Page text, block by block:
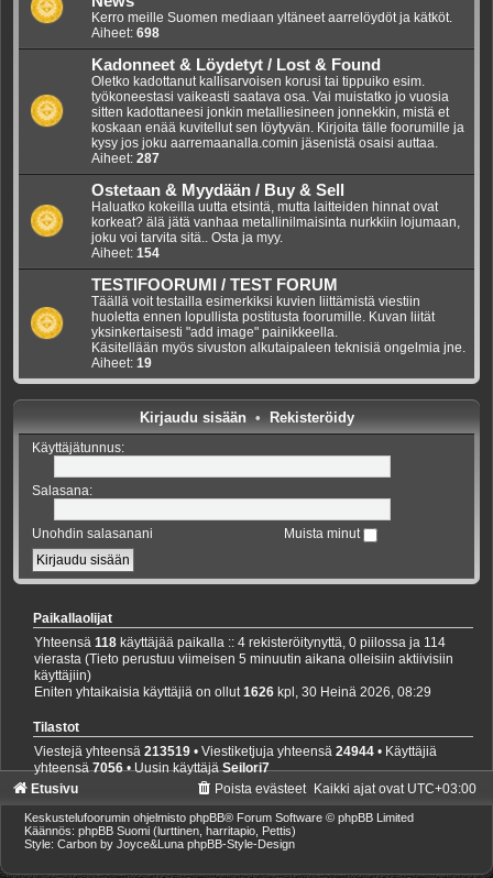
Kerro meille Suomen mediaan yltäneet aarrelöydöt ja kätköt.
Aiheet: 698
Kadonneet & Löydetyt / Lost & Found
Oletko kadottanut kallisarvoisen korusi tai tippuiko esim.
työkoneestasi vaikeasti saatava osa. Vai muistatko jo vuosia
sitten kadottaneesi jonkin metalliesineen jonnekkin, mistä et
koskaan enää kuvitellut sen löytyvän. Kirjoita tälle foorumille ja
kysy jos joku aarremaanalla.comin jäsenistä osaisi auttaa.
Aiheet: 287
Ostetaan & Myydään / Buy & Sell
Haluatko kokeilla uutta etsintä, mutta laitteiden hinnat ovat
korkeat? älä jätä vanhaa metallinilmaisinta nurkkiin lojumaan,
joku voi tarvita sitä.. Osta ja myy.
Aiheet: 154
TESTIFOORUMI / TEST FORUM
Täällä voit testailla esimerkiksi kuvien liittämistä viestiin
huoletta ennen lopullista postitusta foorumille. Kuvan liität
yksinkertaisesti "add image" painikkeella.
Käsitellään myös sivuston alkutaipaleen teknisiä ongelmia jne.
Aiheet: 19
Kirjaudu sisään• Rekisteröidy
Käyttäjätunnus:
Salasana:
Unohdin salasanani Muista minut
Paikallaolijat
Yhteensä118 käyttäjää paikalla :: 4 rekisteröitynyttä, 0 piilossa ja 114
vierasta (Tieto perustuu viimeisen 5 minuutin aikana olleisiin aktiivisiin
käyttäjiin)
Eniten yhtaikaisia käyttäjiä on ollut1626 kpl, 30 Heinä 2026, 08:29
Tilastot
Viestejä yhteensä213519 • Viestiketjuja yhteensä24944 • Käyttäjiä
yhteensä7056• Uusin käyttäjäSeilori7
Etusivu
Kaikki ajat ovat UTC+03:00
Poista evästeet
Keskustelufoorumin ohjelmisto phpBB® Forum Software © phpBB Limited
Käännös: phpBB Suomi (lurttinen, harritapio, Pettis)
Style: Carbon by Joyce&Luna phpBB-Style-Design